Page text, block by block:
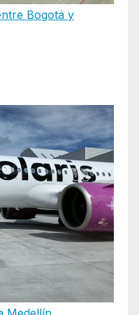
Bogotá y